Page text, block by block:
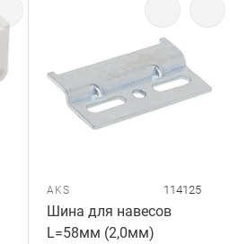
AKS 114125
Шина для навесов
L=58мм (2,0мм)